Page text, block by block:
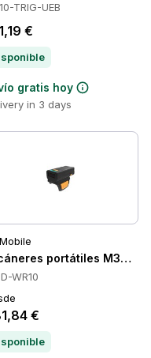
TRIG-UEB
€
gratis hoy
in 3 days
de Mano, 64 GB,
portátiles
WR10
€